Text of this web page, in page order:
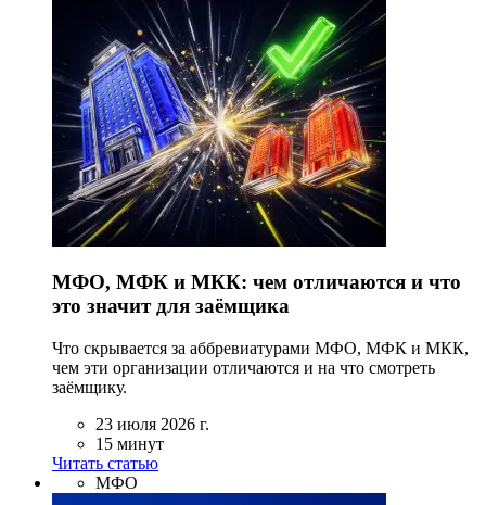
МФО, МФК и МКК: чем отличаются и что
это значит для заёмщика
Что скрывается за аббревиатурами МФО, МФК и МКК,
чем эти организации отличаются и на что смотреть
заёмщику.
23 июля 2026 г.
15 минут
Читать статью
МФО